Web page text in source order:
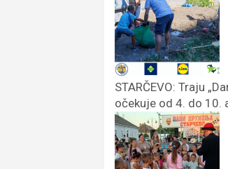
STARČEVO: Traju
očekuje od 4. do 10.